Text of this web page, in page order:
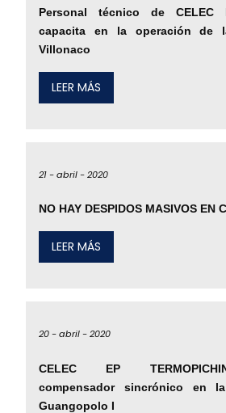
Personal técnico de CELEC
capacita en la operación de
Villonaco
LEER MÁS
21 -abril -2020
NO HAY DESPIDOS MASIVOS EN
LEER MÁS
20 -abril -2020
CELEC EP
compensador sincrónico en
Guangopolo I